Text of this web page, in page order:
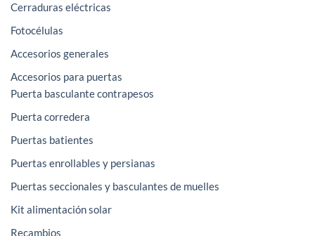
Cerraduras eléctricas
Fotocélulas
Accesorios generales
Accesorios para puertas
Puerta basculante contrapesos
Puerta corredera
Puertas batientes
Puertas enrollables y persianas
Puertas seccionales y basculantes de muelles
Kit alimentación solar
Recambios